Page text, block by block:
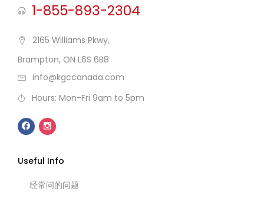
1-855-893-2304
2165 Williams Pkwy,
Brampton, ON L6S 6B8
info@kgccanada.com
Hours: Mon-Fri 9am to 5pm
Useful Info
经常问的问题